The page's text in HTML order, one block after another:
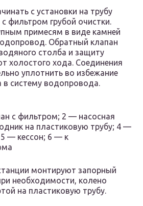
с установки на трубу
фильтром грубой очистки.
примесям в виде камней
Обратный клапан
столба и защиту
холостого хода. Соединения
уплотнить во избежание
в систему водопровода.
с фильтром; 2 — насосная
на пластиковую трубу; 4 —
— кессон; 6 — к
монтируют запорный
необходимости, колено
на пластиковую трубу.